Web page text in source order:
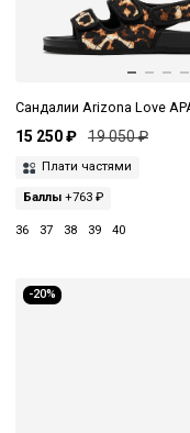
Сандалии Arizona Love
15 250 ₽ 19 050 ₽
Плати частями
Баллы +763 ₽
36 37 38 39 40
-20%